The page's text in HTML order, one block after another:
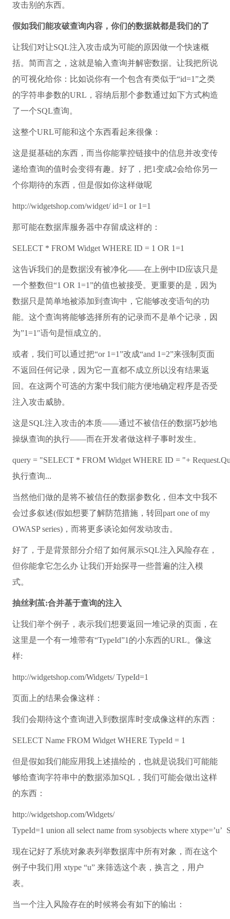
攻击别的东西。
假如我们能攻破查询内容，你们的数据就都是我们的了
让我们对让SQL注入攻击成为可能的原因做一个快速概
括。简而言之，这就是输入查询并解密数据。让我把所说
的可视化给你：比如说你有一个包含有类似于“id=1”之类
的字符串参数的URL，容纳后那个参数通过如下方式构造
了一个SQL查询。
这整个URL可能和这个东西看起来很像：
这是挺基础的东西，而当你能掌控链接中的信息并改变传
递给查询的值时会变得有趣。好了，把1变成2会给你另一
个你期待的东西，但是假如你这样做呢
http://widgetshop.com/widget/ id=1 or 1=1
那可能在数据库服务器中存留成这样的：
SELECT* FROMWidget WHERE ID = 1 OR 1=1
这告诉我们的是数据没有被净化——在上例中ID应该只是
一个整数但“1 OR 1=1”的值也被接受。更重要的是，因为
数据只是简单地被添加到查询中，它能够改变语句的功
能。这个查询将能够选择所有的记录而不是单个记录，因
为”1=1″语句是恒成立的。
或者，我们可以通过把“or 1=1”改成“and 1=2”来强制页面
不返回任何记录，因为它一直都不成立所以没有结果返
回。在这两个可选的方案中我们能方便地确定程序是否受
注入攻击威胁。
这是SQL注入攻击的本质——通过不被信任的数据巧妙地
操纵查询的执行——而在开发者做这样子事时发生。
query = "SELECT * FROM Widget WHERE ID = "+
执行查询...
当然他们做的是将不被信任的数据参数化，但本文中我不
会过多叙述(假如想要了解防范措施，转回part one of my
OWASP series)，而将更多谈论如何发动攻击。
好了，于是背景部分介绍了如何展示SQL注入风险存在，
但你能拿它怎么办 让我们开始探寻一些普遍的注入模
式。
抽丝剥茧:合并基于查询的注入
让我们举个例子，表示我们想要返回一堆记录的页面，在
这里是一个有一堆带有“TypeId”1的小东西的URL。像这
样:
http://widgetshop.com/Widgets/ TypeId=1
页面上的结果会像这样：
我们会期待这个查询进入到数据库时变成像这样的东西：
SELECT Name FROMWidget WHERE TypeId = 1
但是假如我们能应用我上述描绘的，也就是说我们可能能
够给查询字符串中的数据添加SQL，我们可能会做出这样
的东西：
http://widgetshop.com/Widgets/
TypeId=1 union all select name fromsysobjects wherextype=’u’
现在记好了系统对象表列举数据库中所有对象，而在这个
例子中我们用 xtype “u” 来筛选这个表，换言之，用户
表。
当一个注入风险存在的时候将会有如下的输出：